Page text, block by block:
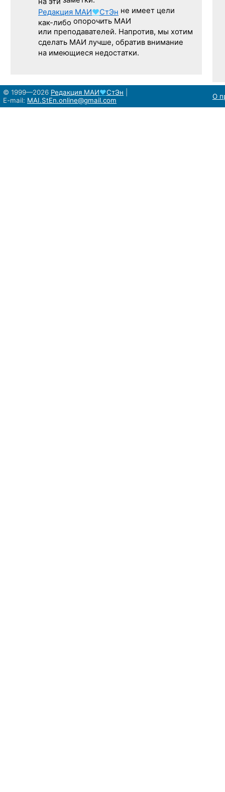
Редакция МАИ♥СтЭн не имеет цели
как-либо опорочить МАИ
или преподавателей. Напротив, мы хотим
сделать МАИ лучше, обратив внимание
на имеющиеся недостатки.
© 1999—2026 Редакция МАИ♥СтЭн
E-mail: MAI.StEn.online@gmail.com О